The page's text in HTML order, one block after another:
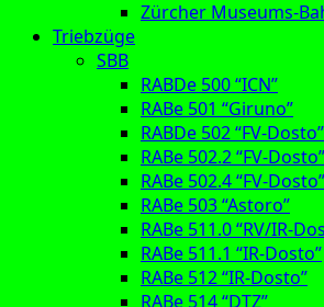
Zürcher Museums-
Triebzüge
SBB
RABDe 500 “ICN”
RABe 501 “Giruno”
RABDe 502 “FV-Dosto”
RABe 502.2 “FV-Dosto”
RABe 502.4 “FV-Dosto”
RABe 503 “Astoro”
RABe 511.0 “RV/IR-
RABe 511.1 “IR-Dosto”
RABe 512 “IR-Dosto”
RABe 514 “DTZ”